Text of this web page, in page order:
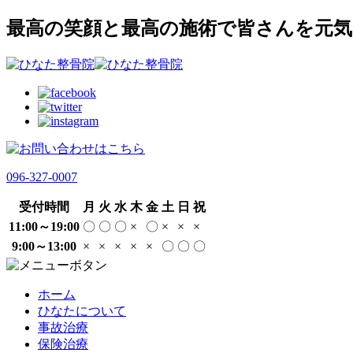
最高の笑顔と最高の施術で皆さんを元
096-327-0007
受付時間 月 火 水 木 金 土 日 祝
11:00～19:00 〇 〇 〇 × 〇 × ×
×
9:00～13:00 × × × × × 〇 〇 〇
ホーム
ひなたについて
事故治療
保険治療